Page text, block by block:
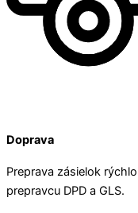
Doprava
Preprava zásielok
prepravcu DPD a GLS.